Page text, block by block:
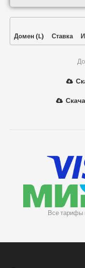
Домен (L) Ставка
Все тарифы